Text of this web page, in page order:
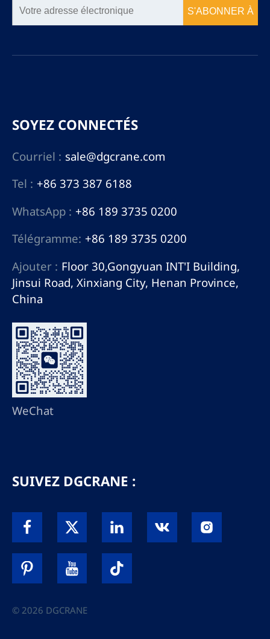
S'ABONNER À
SOYEZ CONNECTÉS
Courriel : sale@dgcrane.com
Tel : +86 373 387 6188
WhatsApp : +86 189 3735 0200
Télégramme: +86 189 3735 0200
Ajouter : Floor 30,Gongyuan INT'I Building,
Jinsui Road, Xinxiang City, Henan Province,
China
WeChat
SUIVEZ DGCRANE :
© 2026 DGCRANE